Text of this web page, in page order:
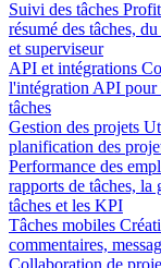
Suivi des tâches
résumé des tâches,
et superviseur
API et intégrations
l'intégration API pour
tâches
Gestion des projets
planification des
Performance des
rapports de tâches,
tâches et les KPI
Tâches mobiles
commentaires,
Collaboration de